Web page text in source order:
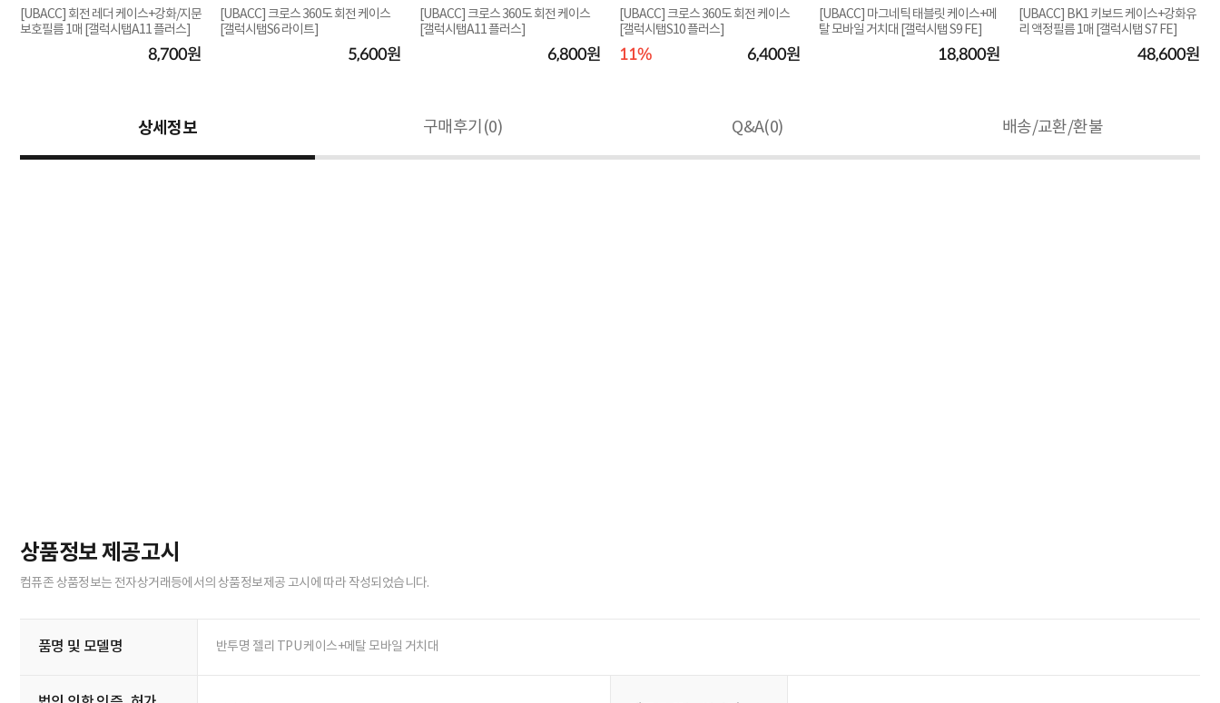
[UBACC] 회전 레더 케이스+강화/지문
보호필름 1매 [갤럭시탭A11 플러스]
8,700원
[UBACC] 크로스 360도 회전 케이스
[갤럭시탭S6 라이트]
5,600원
[UBACC] 크로스 360도 회전 케이스
[갤럭시탭A11 플러스]
6,800원
[UBACC] 크로스 360도 회전 케이스
[갤럭시탭S10 플러스]
11% 6,400원
[UBACC] 마그네틱 태블릿 케이스+메
탈 모바일 거치대 [갤럭시탭 S9 FE]
18,800원
[UBACC] BK1 키보드 케이스+강화유
리 액정필름 1매 [갤럭시탭 S7 FE]
48,600원
상세정보 구매후기(0) Q&A(0) 배송/교환/환불